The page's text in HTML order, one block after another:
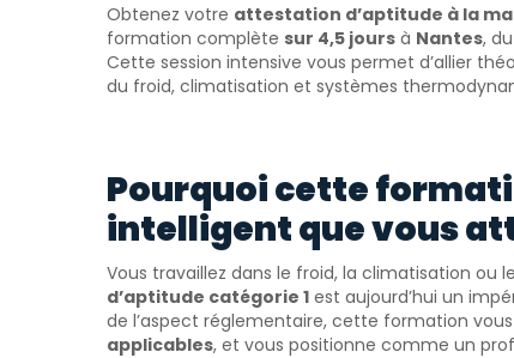
Obtenez votre attestation d’aptitude à la
formation complète sur 4,5 jours à Nantes, du
Cette session intensive vous permet d’allier
du froid, climatisation et systèmes
Pourquoi cette
intelligent que vous
Vous travaillez dans le froid, la climatisation ou
d’aptitude catégorie 1 est aujourd’hui un
de l’aspect réglementaire, cette formation
applicables, et vous positionne comme un